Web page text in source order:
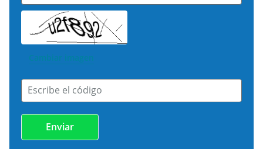
Cambiar imagen
Escribe el código